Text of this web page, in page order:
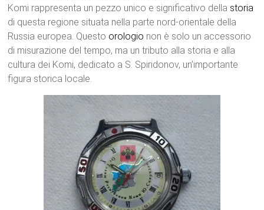
Komi rappresenta un pezzo unico e significativo della storia
di questa regione situata nella parte nord-orientale della
Russia europea. Questo orologio non è solo un accessorio
di misurazione del tempo, ma un tributo alla storia e alla
cultura dei Komi, dedicato a S. Spiridonov, un’importante
figura storica locale.